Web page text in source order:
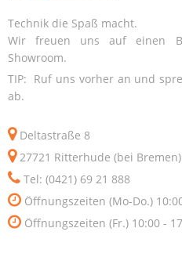
Technik die Spaß macht.
Wir freuen uns auf einen
Showroom.
TIP: Ruf uns vorher an und
ab.
Deltastraße 8
27721 Ritterhude (bei Bremen)
Tel: (0421) 69 21 888
Öffnungszeiten (Mo-Do.)
Öffnungszeiten (Fr.) 10:00 -